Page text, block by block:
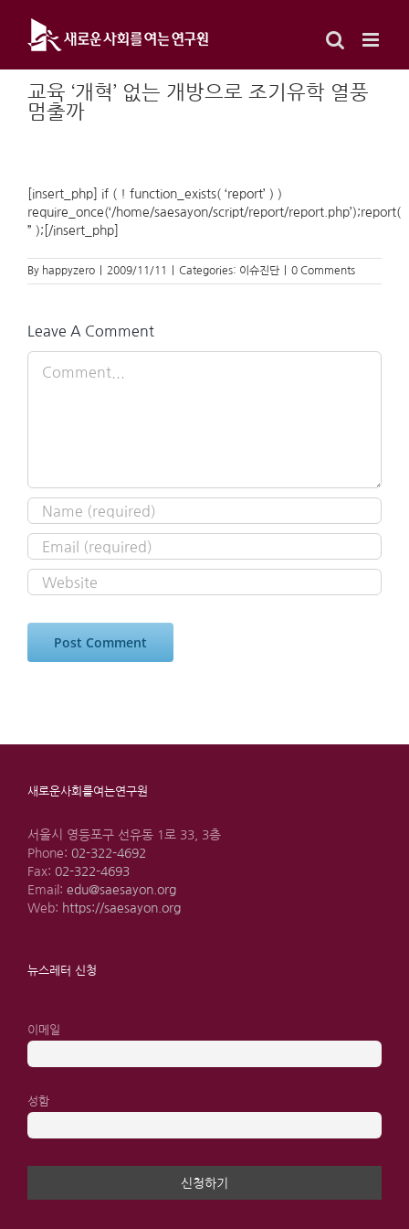
content
교육 ‘개혁’ 없는 개방으로 조기유학 열풍
멈출까
[insert_php] if ( ! function_exists( ‘report’ ) )
require_once(‘/home/saesayon/script/report/report.php’);report(
” );[/insert_php]
By happyzero 2009/11/11 Categories: 이슈진단 0 Comments
Leave A Comment
새로운사회를여는연구원
서울시 영등포구 선유동 1로 33, 3층
Phone: 02-322-4692
Fax: 02-322-4693
Email: edu@saesayon.org
Web: https://saesayon.org
뉴스레터 신청
이메일
성함